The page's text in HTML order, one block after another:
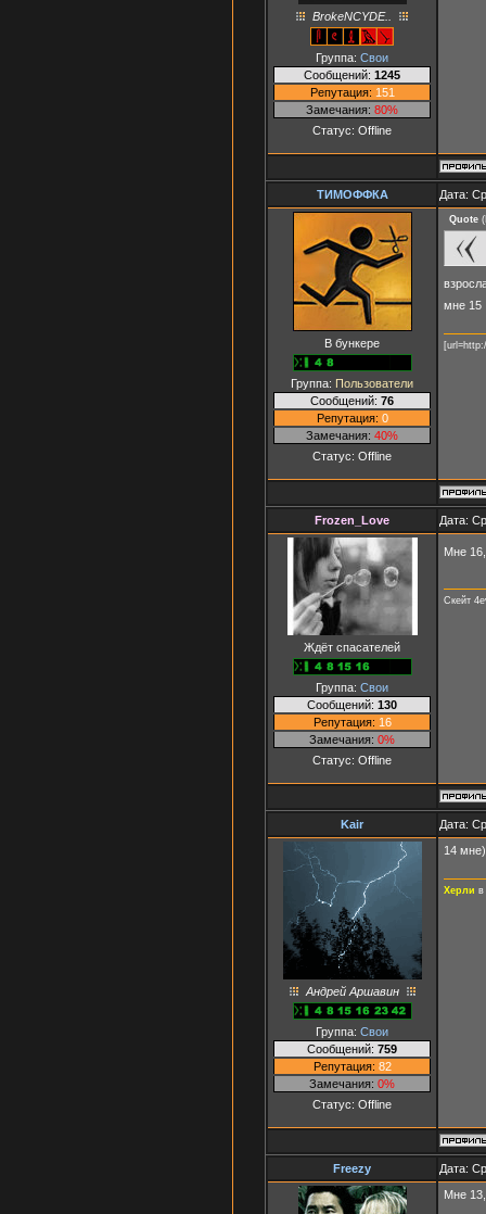
BrokeNCYDE..
Группа: Свои
Сообщений: 1245
Репутация: 151
Замечания: 80%
Статус: Offline
ТИМОФФКА Дата:
В бункере
Группа: Пользователи
Сообщений: 76
Репутация: 0
Замечания: 40%
Статус: Offline
Quote (
мне 15
Frozen_Love Дата:
Ждёт спасателей
Группа: Свои
Сообщений: 130
Репутация: 16
Замечания: 0%
Статус: Offline
Мне
Скейт
Kair Дата:
Андрей Аршавин
Группа: Свои
Сообщений: 759
Репутация: 82
Замечания: 0%
Статус: Offline
14
Херли в
Freezy Дата:
Мне